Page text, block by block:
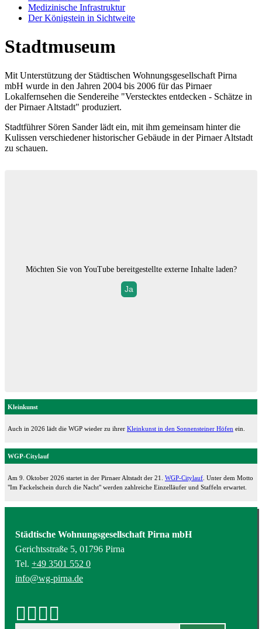
Medizinische Infrastruktur
Der Königstein in Sichtweite
Stadtmuseum
Mit Unterstützung der Städtischen Wohnungsgesellschaft Pirna
mbH wurde in den Jahren 2004 bis 2006 für das Pirnaer
Lokalfernsehen die Sendereihe "Verstecktes entdecken - Schätze in
der Pirnaer Altstadt" produziert.
Stadtführer Sören Sander lädt ein, mit ihm gemeinsam hinter die
Kulissen verschiedener historischer Gebäude in der Pirnaer Altstadt
zu schauen.
Möchten Sie von YouTubebereitgestellte externe Inhalte laden?
Ja
Kleinkunst
Auch in 2026 lädt die WGP wieder zu ihrer Kleinkunst in den Sonnensteiner Höfen ein.
WGP-Citylauf
Am 9. Oktober 2026 startet in der Pirnaer Altstadt der 21. WGP-Citylauf . Unter dem Motto
"Im Fackelschein durch die Nacht" werden zahlreiche Einzelläufer und Staffeln erwartet.
Städtische Wohnungsgesellschaft Pirna mbH
Gerichtsstraße 5, 01796 Pirna
Tel. +49 3501 552 0
info@wg-pirna.de